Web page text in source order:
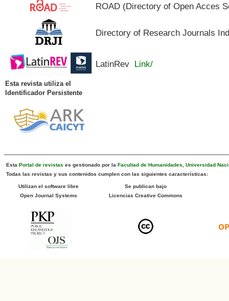
ROAD (Directory of Open Acces
Directory of Research Journals
LatinRev Link/
Esta revista utiliza el
Identificador Persistente
Esta Portal de revistas es gestionado por la Facultad de Humanidades
Universidad
Todas las revistas y sus contenidos cumplen con las siguientes características:
Utilizan el software libre
Open Journal Systems
Se publican bajo
Licencias Creative Commons